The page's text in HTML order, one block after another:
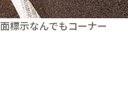
標示なんでもコーナー